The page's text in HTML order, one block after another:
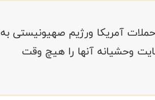
آمریکا و‌رژیم صهیونیستی به
وحشیانه آنها را هیچ وقت